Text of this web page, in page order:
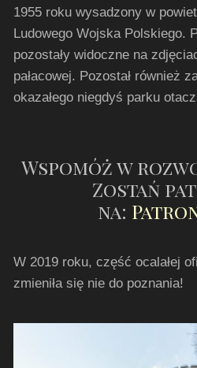
1955 roku wysadzony w
Ludowego Wojska Polskiego.
pozostały widoczne na
pałacowej. Pozostał również
okazałego niegdyś parku
Wspomóż w
Zostań
na:
W 2019 roku, część ocalałej
zmieniła się nie do poznania!